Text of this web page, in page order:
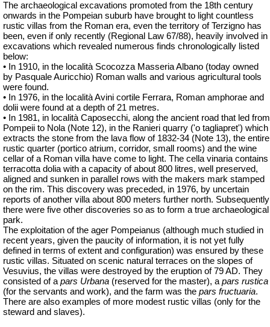
The archaeological excavations promoted from the 18th century
onwards in the Pompeian suburb have brought to light countless
rustic villas from the Roman era, even the territory of Terzigno has
been, even if only recently (Regional Law 67/88), heavily involved in
excavations which revealed numerous finds chronologically listed
below:
• In 1910, in the località Scocozza Masseria Albano (today owned
by Pasquale Auricchio) Roman walls and various agricultural tools
were found.
• In 1976, in the località Avini cortile Ferrara, Roman amphorae and
dolii were found at a depth of 21 metres.
• In 1981, in località Caposecchi, along the ancient road that led from
Pompeii to Nola (Note 12), in the Ranieri quarry ('o tagliapret') which
extracts the stone from the lava flow of 1832-34 (Note 13), the entire
rustic quarter (portico atrium, corridor, small rooms) and the wine
cellar of a Roman villa have come to light. The cella vinaria contains
terracotta dolia with a capacity of about 800 litres, well preserved,
aligned and sunken in parallel rows with the makers mark stamped
on the rim. This discovery was preceded, in 1976, by uncertain
reports of another villa about 800 meters further north. Subsequently
there were five other discoveries so as to form a true archaeological
park.
The exploitation of the ager Pompeianus (although much studied in
recent years, given the paucity of information, it is not yet fully
defined in terms of extent and configuration) was ensured by these
rustic villas. Situated on scenic natural terraces on the slopes of
Vesuvius, the villas were destroyed by the eruption of 79 AD. They
consisted of apars Urbana (reserved for the master), apars rustica
(for the servants and work), and the farm was the pars fructuaria.
There are also examples of more modest rustic villas (only for the
steward and slaves).